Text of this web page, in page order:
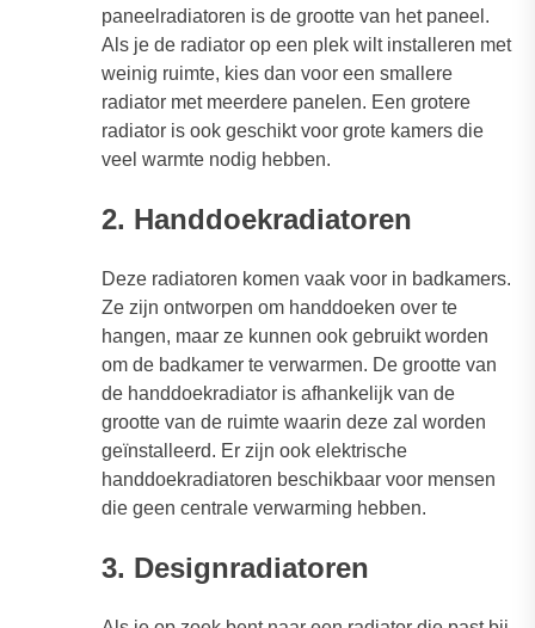
paneelradiatoren is de grootte van het paneel.
Als je de radiator op een plek wilt installeren met
weinig ruimte, kies dan voor een smallere
radiator met meerdere panelen. Een grotere
radiator is ook geschikt voor grote kamers die
veel warmte nodig hebben.
2. Handdoekradiatoren
Deze radiatoren komen vaak voor in badkamers.
Ze zijn ontworpen om handdoeken over te
hangen, maar ze kunnen ook gebruikt worden
om de badkamer te verwarmen. De grootte van
de handdoekradiator is afhankelijk van de
grootte van de ruimte waarin deze zal worden
geïnstalleerd. Er zijn ook elektrische
handdoekradiatoren beschikbaar voor mensen
die geen centrale verwarming hebben.
3. Designradiatoren